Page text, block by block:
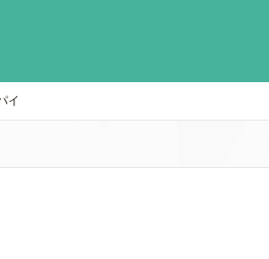
イ